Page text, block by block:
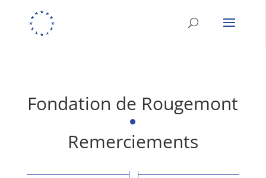
Fondation de Rougemont
Remerciements